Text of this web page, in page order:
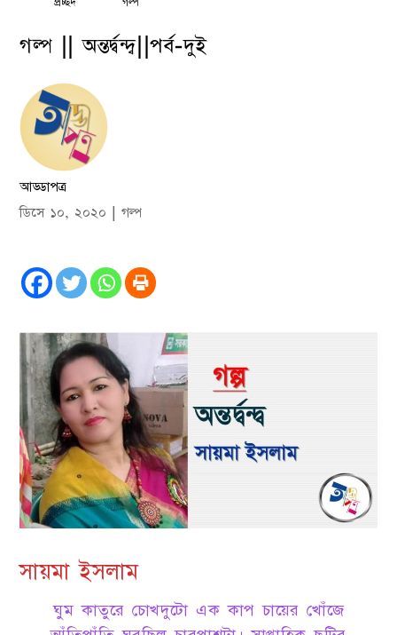
গল্প || অন্তর্দ্বন্দ্ব||পর্ব-দুই
আড্ডাপত্র
ডিসে ১০, ২০২০ |গল্প
সায়মা ইসলাম
ঘুম কাতুরে চোখদুটো এক কাপ চায়ের খোঁজে